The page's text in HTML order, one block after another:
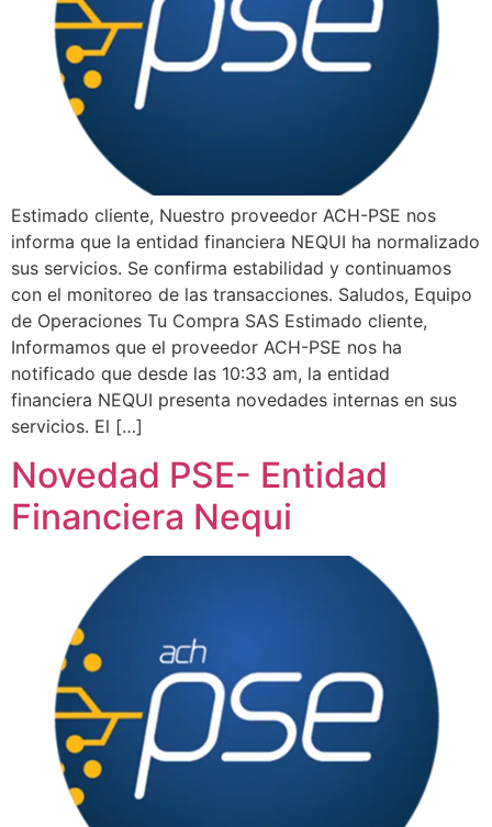
Estimado cliente, Nuestro proveedor ACH-PSE nos
informa que la entidad financiera NEQUI ha normalizado
sus servicios. Se confirma estabilidad y continuamos
con el monitoreo de las transacciones. Saludos, Equipo
de Operaciones Tu Compra SAS Estimado cliente,
Informamos que el proveedor ACH-PSE nos ha
notificado que desde las 10:33 am, la entidad
financiera NEQUI presenta novedades internas en sus
servicios. El […]
Novedad PSE- Entidad
Financiera Nequi